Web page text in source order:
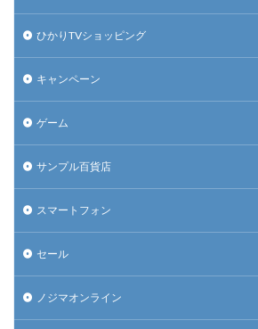
ひかりTVショッピング
キャンペーン
ゲーム
サンプル百貨店
スマートフォン
セール
ノジマオンライン